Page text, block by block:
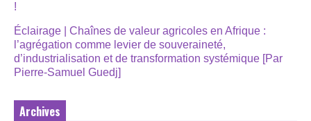
!
Éclairage | Chaînes de valeur agricoles en Afrique :
l’agrégation comme levier de souveraineté,
d’industrialisation et de transformation systémique [Par
Pierre-Samuel Guedj]
Archives